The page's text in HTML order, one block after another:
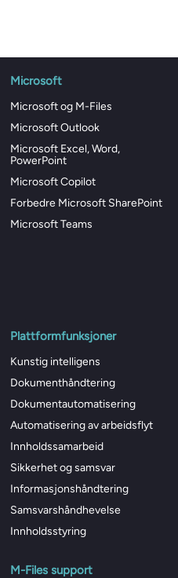
Microsoft
Microsoft og M-Files
Microsoft Outlook
Microsoft Excel, Word,
PowerPoint
Microsoft Copilot
Forbedre Microsoft SharePoint
Microsoft Teams
Plattformfunksjoner
Kunstig intelligens
Dokumenthåndtering
Dokumentautomatisering
Automatisering av arbeidsflyt
Innholdssamarbeid
Sikkerhet og samsvar
Informasjonshåndtering
Samsvarshåndhevelse
Innholdsstyring
M-Files support